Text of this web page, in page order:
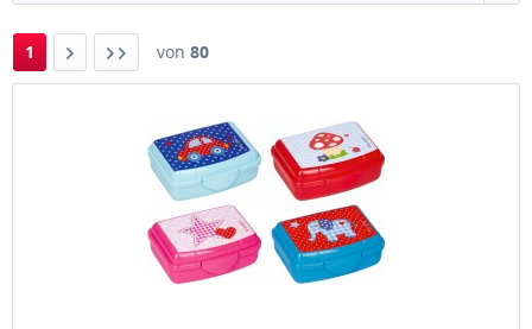
1 von 80